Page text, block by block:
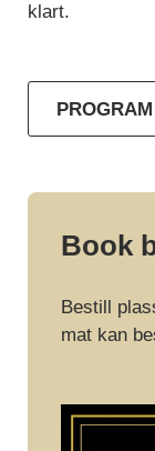
klart.
Book
Bestill
mat kan